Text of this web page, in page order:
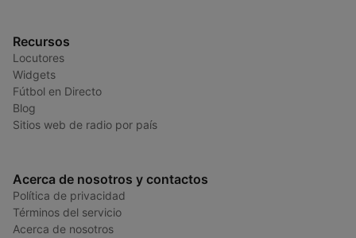
Recursos
Locutores
Widgets
Fútbol en Directo
Blog
Sitios web de radio por país
Acerca de nosotros y contactos
Política de privacidad
Términos del servicio
Acerca de nosotros